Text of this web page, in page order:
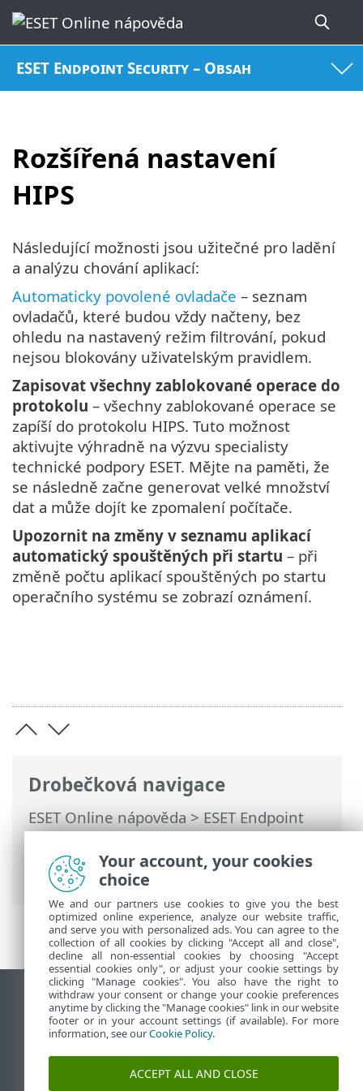
ESET Endpoint Security – Obsah
Rozšířená nastavení
HIPS
Drobečková navigace
ESET Online nápověda>ESET Endpoint
Security>Rozšířená nastavení>Ochrany
HIPS – Host-based Intrusion Prevention
System> Rozšířená nastavení HIPS
Následující možnosti jsou užitečné pro ladění
a analýzu chování aplikací:
Automaticky povolené ovladače – seznam
ovladačů, které budou vždy načteny, bez
ohledu na nastavený režim filtrování, pokud
nejsou blokovány uživatelským pravidlem.
Zapisovat všechny zablokované operace do
protokolu – všechny zablokované operace se
zapíší do protokolu HIPS. Tuto možnost
aktivujte výhradně na výzvu specialisty
technické podpory ESET. Mějte na paměti, že
se následně začne generovat velké množství
dat a může dojít ke zpomalení počítače.
Upozornit na změny v seznamu aplikací
automatický spouštěných při startu – při
změně počtu aplikací spouštěných po startu
operačního systému se zobrazí oznámení.
Zobrazit verzi pro počítač
End of Life
ESET Databáze znalostí
ESET Forum
ESET Status Portal
Your account, your cookies
choice
We and our partners use cookies to give you the best
optimized online experience, analyze our website traffic,
and serve you with personalized ads. You can agree to the
collection of all cookies by clicking "Accept all and close",
decline all non-essential cookies by choosing "Accept
essential cookies only", or adjust your cookie settings by
clicking "Manage cookies". You also have the right to
withdraw your consent or change your cookie preferences
anytime by clicking the "Manage cookies" link in our website
footer or in your account settings (if available). For more
information, see ourCookie Policy.
ACCEPT ALL AND CLOSE